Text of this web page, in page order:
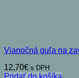
Vianočná guľa na
12,70€ s DPH